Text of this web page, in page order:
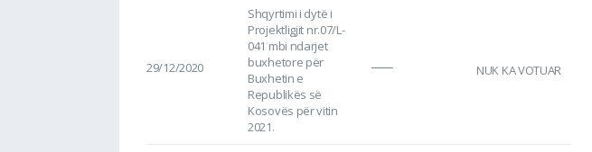
29/12/2020
Shqyrtimi i dytë i
Projektligjit nr.07/L-
041 mbi ndarjet
buxhetore për
Buxhetin e
Republikës së
Kosovës për vitin
2021.
NUK KA VOTUAR